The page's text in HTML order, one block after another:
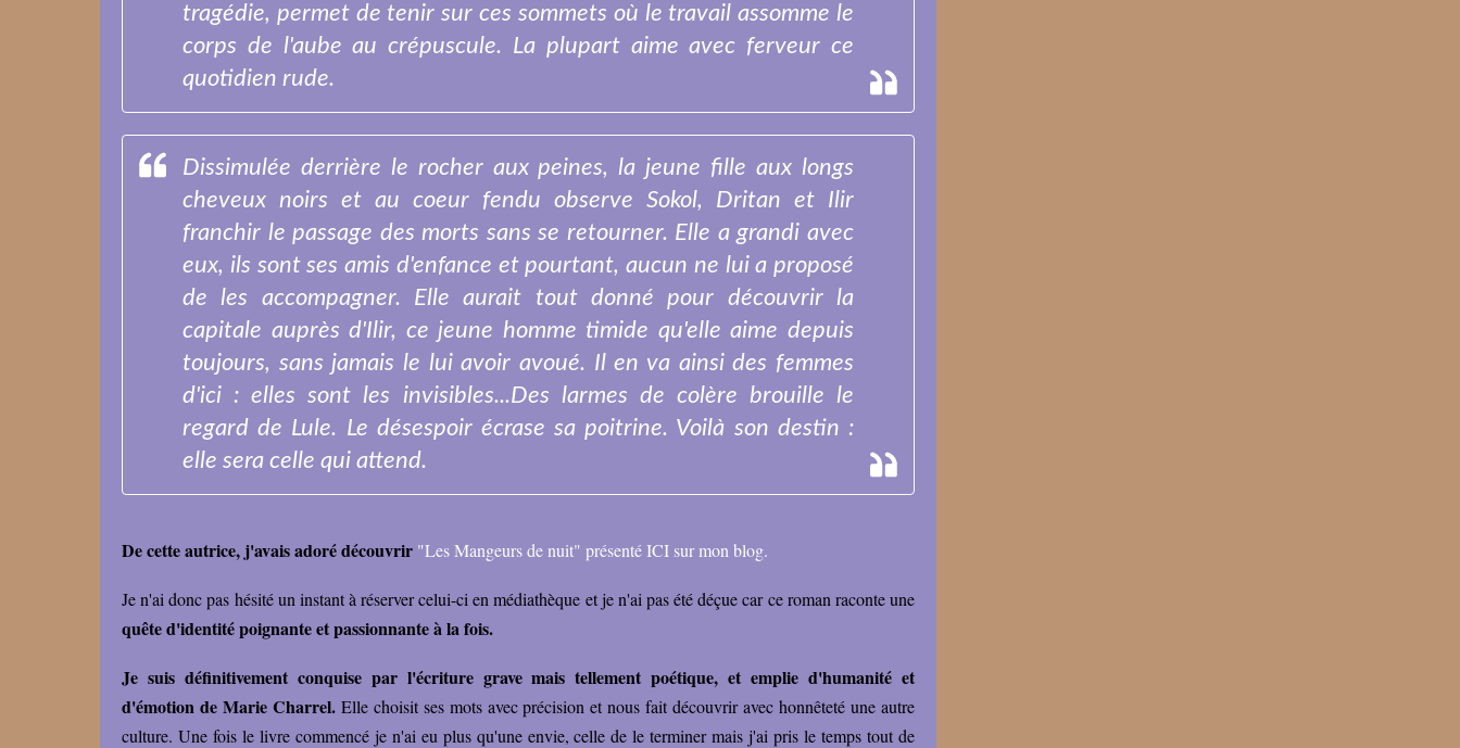
tragédie, permet de tenir sur ces sommets où le travail assomme le
corps de l'aube au crépuscule. La plupart aime avec ferveur ce
quotidien rude.
Dissimulée derrière le rocher aux peines, la jeune fille aux longs
cheveux noirs et au coeur fendu observe Sokol, Dritan et Ilir
franchir le passage des morts sans se retourner. Elle a grandi avec
eux, ils sont ses amis d'enfance et pourtant, aucun ne lui a proposé
de les accompagner. Elle aurait tout donné pour découvrir la
capitale auprès d'Ilir, ce jeune homme timide qu'elle aime depuis
toujours, sans jamais le lui avoir avoué. Il en va ainsi des femmes
d'ici : elles sont les invisibles...Des larmes de colère brouille le
regard de Lule. Le désespoir écrase sa poitrine. Voilà son destin :
elle sera celle qui attend.
De cette autrice, j'avais adoré découvrir "Les Mangeurs de nuit" présenté ICI sur mon blog.
Je n'ai donc pas hésité un instant à réserver celui-ci en médiathèque et je n'ai pas été déçue car ce roman raconte une
quête d'identité poignante et passionnante à la fois.
Je suis définitivement conquise par l'écriture grave mais tellement poétique, et emplie d'humanité et
d'émotion de Marie Charrel. Elle choisit ses mots avec précision et nous fait découvrir avec honnêteté une autre
culture. Une fois le livre commencé je n'ai eu plus qu'une envie, celle de le terminer mais j'ai pris le temps tout de